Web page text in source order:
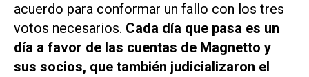
acuerdo para conformar un fallo con los tres
votos necesarios. Cada día que pasa es un
día a favor de las cuentas de Magnetto y
sus socios, que también judicializaron el